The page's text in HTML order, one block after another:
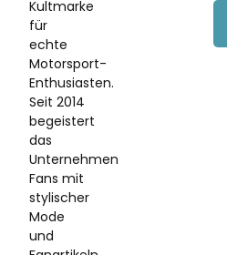
Kultmarke
für
echte
Motorsport-
Enthusiasten.
Seit 2014
begeistert
das
Unternehmen
Fans mit
stylischer
Mode
und